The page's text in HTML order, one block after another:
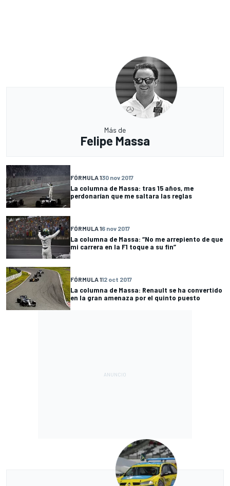
Más de
Felipe Massa
FÓRMULA 130 nov 2017
La columna de Massa: tras 15 años, me
perdonarían que me saltara las reglas
FÓRMULA 16 nov 2017
La columna de Massa: “No me arrepiento de que
mi carrera en la F1 toque a su fin”
FÓRMULA 112 oct 2017
La columna de Massa: Renault se ha convertido
en la gran amenaza por el quinto puesto